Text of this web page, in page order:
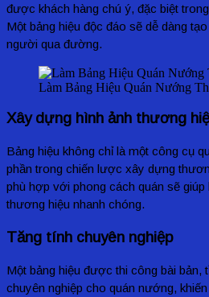
được khách hàng chú ý, đặc biệt
Một bảng hiệu độc đáo sẽ dễ dàng
người qua đường.
Làm Bảng Hiệu Quán Nướng
Xây dựng hình ảnh thương
Bảng hiệu không chỉ là một công cụ
phần trong chiến lược xây dựng
phù hợp với phong cách quán sẽ giúp
thương hiệu nhanh chóng.
Tăng tính chuyên nghiệp
Một bảng hiệu được thi công bài bản,
chuyên nghiệp cho quán nướng,